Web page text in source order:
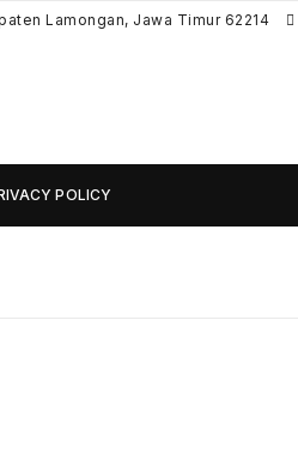
Lamongan, Jawa Timur 62214
POLICY